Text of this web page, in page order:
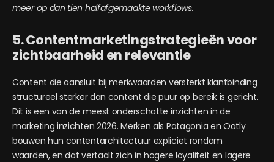
meer op dan tien halfafgemaakte workflows.
5. Contentmarketingstrategieën voor
zichtbaarheid en relevantie
Content die aansluit bij merkwaarden versterkt klantbinding
structureel sterker dan content die puur op bereik is gericht.
Dit is een van de meest onderschatte inzichten in de
marketing inzichten 2026. Merken als Patagonia en Oatly
bouwen hun contentarchitectuur expliciet rondom
waarden, en dat vertaalt zich in hogere loyaliteit en lagere